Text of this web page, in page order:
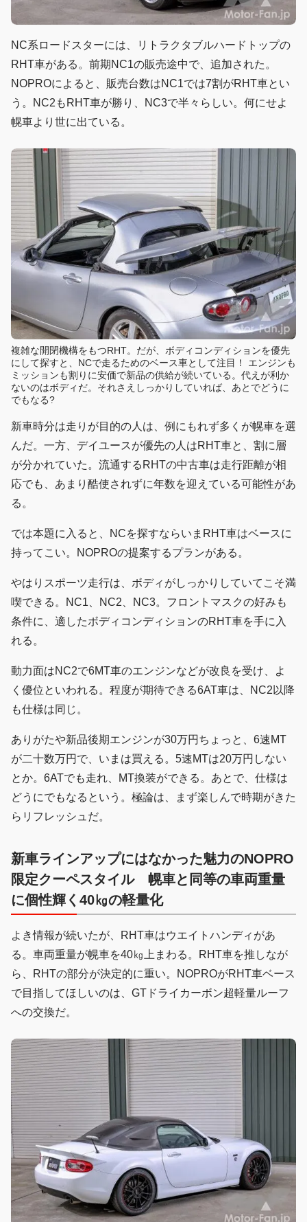
NC系ロードスターには、リトラクタブルハードトップの
RHT車がある。前期NC1の販売途中で、追加された。
NOPROによると、販売台数はNC1では7割がRHT車とい
う。NC2もRHT車が勝り、NC3で半々らしい。何にせよ
幌車より世に出ている。
複雑な開閉機構をもつRHT。だが、ボディコンディションを優先
にして探すと、NCで走るためのベース車として注目！ エンジンも
ミッションも割りに安価で新品の供給が続いている。代えが利か
ないのはボディだ。それさえしっかりしていれば、あとでどうに
でもなる?
新車時分は走りが目的の人は、例にもれず多くが幌車を選
んだ。一方、デイユースが優先の人はRHT車と、割に層
が分かれていた。流通するRHTの中古車は走行距離が相
応でも、あまり酷使されずに年数を迎えている可能性があ
る。
では本題に入ると、NCを探すならいまRHT車はベースに
持ってこい。NOPROの提案するプランがある。
やはりスポーツ走行は、ボディがしっかりしていてこそ満
喫できる。NC1、NC2、NC3。フロントマスクの好みも
条件に、適したボディコンディションのRHT車を手に入
れる。
動力面はNC2で6MT車のエンジンなどが改良を受け、よ
く優位といわれる。程度が期待できる6AT車は、NC2以降
も仕様は同じ。
ありがたや新品後期エンジンが30万円ちょっと、6速MT
が二十数万円で、いまは買える。5速MTは20万円しない
とか。6ATでも走れ、MT換装ができる。あとで、仕様は
どうにでもなるという。極論は、まず楽しんで時期がきた
らリフレッシュだ。
新車ラインアップにはなかった魅力のNOPRO
限定クーペスタイル
幌車と同等の車両重量
に個性輝く40㎏の軽量化
よき情報が続いたが、RHT車はウエイトハンディがあ
る。車両重量が幌車を40㎏上まわる。RHT車を推しなが
ら、RHTの部分が決定的に重い。NOPROがRHT車ベース
で目指してほしいのは、GTドライカーボン超軽量ルーフ
への交換だ。